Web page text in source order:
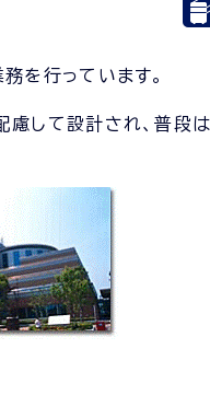
を行っています。
して設計され、普段